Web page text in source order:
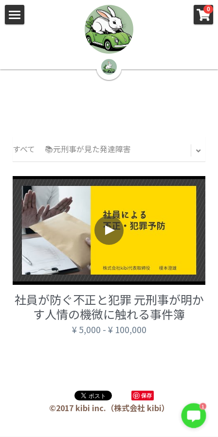
0
🌳株式会社 kibi🦉（トップ）
📰kibi log（ブログ）
🏢会社概要・プライバシーポリシー・プロフィ
📸Who am I?（プロフィール）
🔍insight（実績）
🏙️社員が防ぐ不正と犯罪
🏥限界ギリギリの発達障害事件解説
🙌自傷・他害・パニックは防げますか？
🏫社会福祉法人ぐらんま
🛒Learn More!（商品）
❓FAQ
📮ASK（無料読者登録 or 無料お問い合わせ）
📚100冊の「本は飲み物」
📚 100冊の「本は飲み物」index
3 身体知・非言語・情動 13冊
登録
日本語
すべて 📚元刑事が見た発達障害
社員が防ぐ不正と犯罪 元刑事が明か
す人情の機微に触れる事件簿
¥ 5,000 - ¥ 100,000
保存
©2017 kibi inc.（株式会社 kibi）
×
ストアカテゴリー
すべてのカテゴリー
×
ブログカテゴリー
1